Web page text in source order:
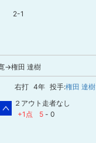
2-1
→権田 達樹
右打 4年 投手:権田 達樹
２アウト走者なし
+1点
5 - 0